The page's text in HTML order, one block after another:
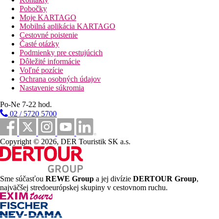
miestnosť, veľkosť cca 33m2, izby zodpovedajú kategórii
4*
Junior Suita, Výhľad záhrada
miestnosť. veľkosť cca 37m2, izby zodpovedajú kategórii
4*
Jednolôžková izba:
Dvojposteľová izba, Superior, Výhľad záhrada:
zrekonštruované izby
Dvojposteľová izba, Superior, Bočný výhľad na
more:novo zrekonštruované izby
Dvojposteľová izba, Superior, Výhľad mora:
zrekonštruované izby
Rodinná izba, Superior, Výhľad záhrada:
priestrannejšia miestnosť, novo zrekonštruované izby
Junior Suita, Plunge pool:
bazén, novo zrekonštruované izby
Informácie o hoteli
Animačné a nepravidlné večerné programy, šmykľavky.
Stravovanie
All Inclusive:
Hlavná reštaurácia "Panorama": 6.00-7.00 skoré raňajky, 7.00–10.30
Pobočky
Moje KARTAGO
Mobilná aplikácia KARTAGO
Cestovné poistenie
Časté otázky
Podmienky pre cestujúcich
Dôležité informácie
Voľné pozície
Ochrana osobných údajov
Nastavenie súkromia
Po-Ne 7-22 hod.
02 / 5720 5700
Copyright © 2026, DER Touristik SK a.s.
Sme súčasťou REWE Group a jej divízie DERTOUR Group,
najväčšej stredoeurópskej skupiny v cestovnom ruchu.